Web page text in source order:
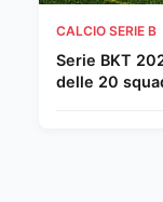
CALCIO SERIE B
Serie BKT
delle 20